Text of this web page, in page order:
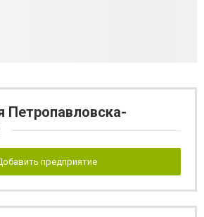
Петропавловска-
предприятие